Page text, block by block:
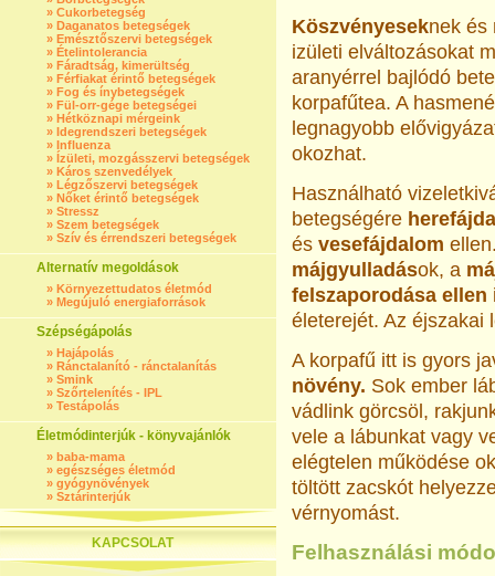
» Cukorbetegség
» Daganatos betegségek
» Emésztőszervi betegségek
» Ételintolerancia
» Fáradtság, kimerültség
» Férfiakat érintő betegségek
» Fog és ínybetegségek
» Fül-orr-gége betegségei
» Hétköznapi mérgeink
» Idegrendszeri betegségek
» Influenza
» Ízületi, mozgásszervi betegségek
» Káros szenvedélyek
» Légzőszervi betegségek
» Nőket érintő betegségek
» Stressz
» Szem betegségek
» Szív és érrendszeri betegségek
Alternatív megoldások
» Környezettudatos életmód
» Megújuló energiaforrások
Szépségápolás
» Hajápolás
» Ránctalanító - ránctalanítás
» Smink
» Szőrtelenítés - IPL
» Testápolás
Életmódinterjúk - könyvajánlók
» baba-mama
» egészséges életmód
» gyógynövények
» Sztárinterjúk
KAPCSOLAT
Köszvényeseknek és
izületi elváltozásokat
aranyérrel bajlódó
korpafűtea. A
legnagyobb
okozhat.
Használható
betegségére
és vesefájdalom
májgyulladások, a
felszaporodása ellen
életerejét. Az éjszakai
A korpafű itt is gyors
növény. Sok ember
vádlink görcsöl,
vele a lábunkat vagy
elégtelen működése
töltött zacskót
vérnyomást.
Felhasználási